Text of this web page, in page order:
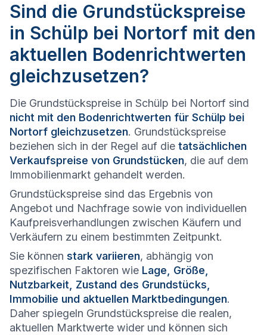
Sind die Grundstückspreise
in Schülp bei Nortorf mit den
aktuellen Bodenrichtwerten
gleichzusetzen?
Die Grundstückspreise in Schülp bei Nortorf sind
nicht mit den Bodenrichtwerten für Schülp bei
Nortorf gleichzusetzen. Grundstückspreise
beziehen sich in der Regel auf die tatsächlichen
Verkaufspreise von Grundstücken, die auf dem
Immobilienmarkt gehandelt werden.
Grundstückspreise sind das Ergebnis von
Angebot und Nachfrage sowie von individuellen
Kaufpreisverhandlungen zwischen Käufern und
Verkäufern zu einem bestimmten Zeitpunkt.
Sie können stark variieren, abhängig von
spezifischen Faktoren wie Lage, Größe,
Nutzbarkeit, Zustand des Grundstücks,
Immobilie und aktuellen Marktbedingungen.
Daher spiegeln Grundstückspreise die realen,
aktuellen Marktwerte wider und können sich